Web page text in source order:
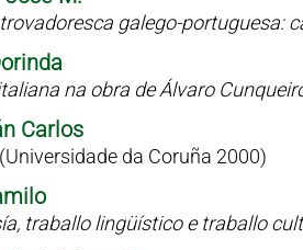
galego-portuguesa:
na obra de Álvaro
Carlos
(Universidade da Coruña 2000)
traballo lingüístico e traballo